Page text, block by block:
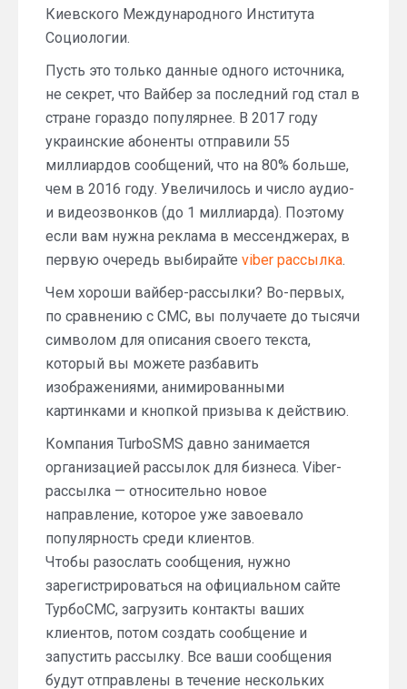
Киевского Международного Института
Социологии.
Пусть это только данные одного источника,
не секрет, что Вайбер за последний год стал в
стране гораздо популярнее. В 2017 году
украинские абоненты отправили 55
миллиардов сообщений, что на 80% больше,
чем в 2016 году. Увеличилось и число аудио-
и видеозвонков (до 1 миллиарда). Поэтому
если вам нужна реклама в мессенджерах, в
первую очередь выбирайте viber рассылка.
Чем хороши вайбер-рассылки? Во-первых,
по сравнению с СМС, вы получаете до тысячи
символом для описания своего текста,
который вы можете разбавить
изображениями, анимированными
картинками и кнопкой призыва к действию.
Компания TurboSMS давно занимается
организацией рассылок для бизнеса. Viber-
рассылка — относительно новое
направление, которое уже завоевало
популярность среди клиентов.
Чтобы разослать сообщения, нужно
зарегистрироваться на официальном сайте
ТурбоСМС, загрузить контакты ваших
клиентов, потом создать сообщение и
запустить рассылку. Все ваши сообщения
будут отправлены в течение нескольких